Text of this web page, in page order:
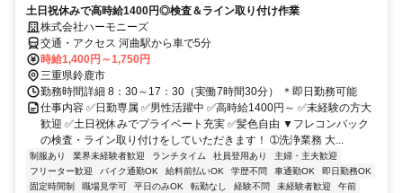
土日祝休みで高時給1400円◎検査＆ライン取り付け作業
株式会社ハーモニーズ
交通・アクセス 河曲駅から車で5分
時給1,400円～1,750円
三重県鈴鹿市
勤務時間詳細 8：30～17：30（実働7時間30分） ＊即日勤務可能
仕事内容 ✅日勤専属 ✅男性活躍中 ✅高時給1400円～ ✅未経験の方大
歓迎 ✅土日祝休みでプライベート充実 ✅髪色自由 ▼フレコンバック
の検査・ライン取り付けをしていただきます！ ➀洗浄業務 大...
制服あり 業界未経験者歓迎 ランチタイム 社員登用あり
主婦・主夫歓迎
フリーター歓迎
バイク通勤OK 給料前払いOK 学歴不問 車通勤OK
即日勤務OK
固定時間制
職場見学可 平日のみOK 転勤なし 経験不問 未経験者歓迎
午前